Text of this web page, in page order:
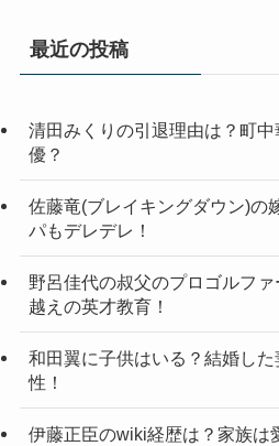
最近の投稿
清田みくりの引退理由は？町
優？
佐藤竜(ブレイキングダウン)の
パもデレデレ！
野呂佳代の叔父のプロゴルフ
越えの英才教育！
和田翼に子供はいる？結婚し
性！
伊藤正臣のwiki経歴は？家族